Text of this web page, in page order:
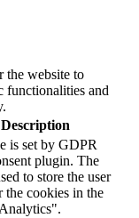
the website to
functionalities and
Description
is set by GDPR
plugin. The
to store the user
the cookies in the